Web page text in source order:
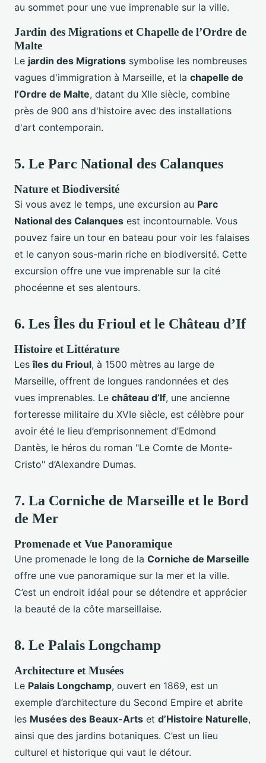
au sommet pour une vue imprenable sur la ville.
Jardin des Migrations et Chapelle de l’Ordre de
Malte
Le jardin des Migrations symbolise les nombreuses
vagues d'immigration à Marseille, et la chapelle de
l’Ordre de Malte, datant du XIIe siècle, combine
près de 900 ans d'histoire avec des installations
d'art contemporain.
5. Le Parc National des Calanques
Nature et Biodiversité
Si vous avez le temps, une excursion au Parc
National des Calanques est incontournable. Vous
pouvez faire un tour en bateau pour voir les falaises
et le canyon sous-marin riche en biodiversité. Cette
excursion offre une vue imprenable sur la cité
phocéenne et ses alentours.
6. Les Îles du Frioul et le Château d’If
Histoire et Littérature
Lesîles du Frioul, à 1500 mètres au large de
Marseille, offrent de longues randonnées et des
vues imprenables. Le château d’If, une ancienne
forteresse militaire du XVIe siècle, est célèbre pour
avoir été le lieu d’emprisonnement d’Edmond
Dantès, le héros du roman "Le Comte de Monte-
Cristo" d’Alexandre Dumas.
7. La Corniche de Marseille et le Bord
de Mer
Promenade et Vue Panoramique
Une promenade le long de la Corniche de Marseille
offre une vue panoramique sur la mer et la ville.
C’est un endroit idéal pour se détendre et apprécier
la beauté de la côte marseillaise.
8. Le Palais Longchamp
Architecture et Musées
Le Palais Longchamp, ouvert en 1869, est un
exemple d’architecture du Second Empire et abrite
les Musées des Beaux-Arts et d’Histoire Naturelle,
ainsi que des jardins botaniques. C’est un lieu
culturel et historique qui vaut le détour.